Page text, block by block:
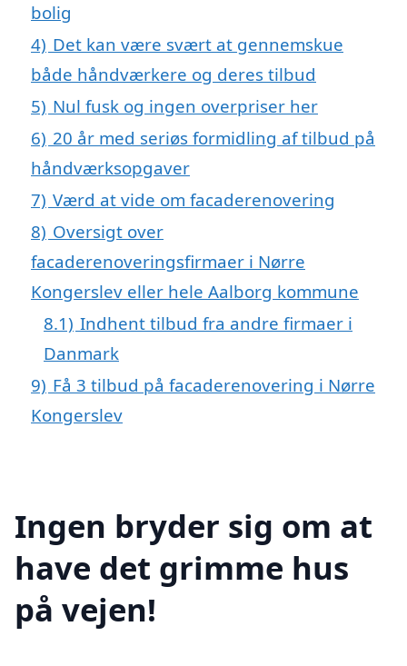
bolig
4) Det kan være svært at gennemskue
både håndværkere og deres tilbud
5) Nul fusk og ingen overpriser her
6) 20 år med seriøs formidling af tilbud på
håndværksopgaver
7) Værd at vide om facaderenovering
8) Oversigt over
facaderenoveringsfirmaer i Nørre
Kongerslev eller hele Aalborg kommune
8.1) Indhent tilbud fra andre firmaer i
Danmark
9) Få 3 tilbud på facaderenovering i Nørre
Kongerslev
Ingen bryder sig om at
have det grimme hus
på vejen!